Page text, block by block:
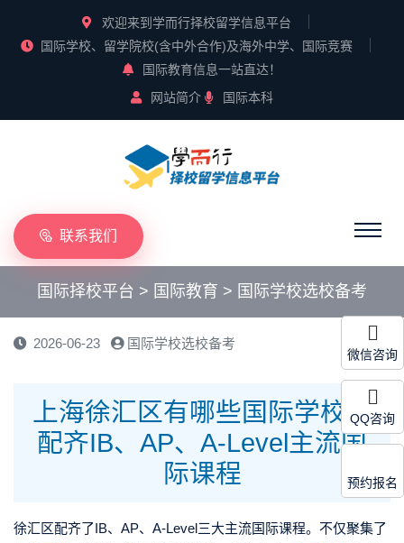
欢迎来到学而行择校留学信息平台
国际学校、留学院校(含中外合作)及海外中学、国际竞赛
国际教育信息一站直达！
网站简介
国际本科
联系我们
国际择校平台 > 国际教育 > 国际学校选校备考
2026-06-23 国际学校选校备考
上海徐汇区有哪些国际学校？
配齐IB、AP、A‑Level主流国
际课程
徐汇区配齐了IB、AP、A‑Level三大主流国际课程。不仅聚集了
微信咨询
QQ咨询
预约报名